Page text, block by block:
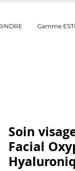
Gamme
Soin
Facial